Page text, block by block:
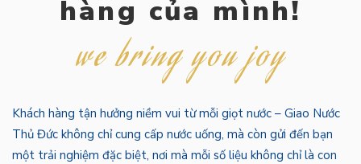
hàng của mình!
we bring you joy
Khách hàng tận hưởng niềm vui từ mỗi giọt nước – Giao Nước
Thủ Đức không chỉ cung cấp nước uống, mà còn gửi đến bạn
một trải nghiệm đặc biệt, nơi mà mỗi số liệu không chỉ là con